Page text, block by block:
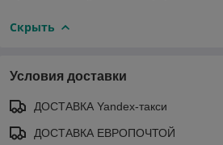
Скрыть
Условия доставки
ДОСТАВКА Yandex-такси
ДОСТАВКА ЕВРОПОЧТОЙ